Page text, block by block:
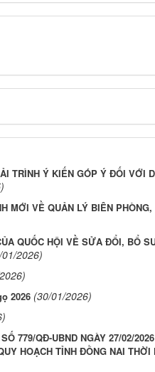
TRÌNH Ý KIẾN GÓP Ý ĐỐI VỚI
MỚI VỀ QUẢN LÝ BIÊN
QUỐC HỘI VỀ SỬA ĐỔI, BỔ
2026)
2026 (30/01/2026)
779/QĐ-UBND NGÀY 27/02/
HOẠCH TỈNH ĐỒNG NAI THỜI